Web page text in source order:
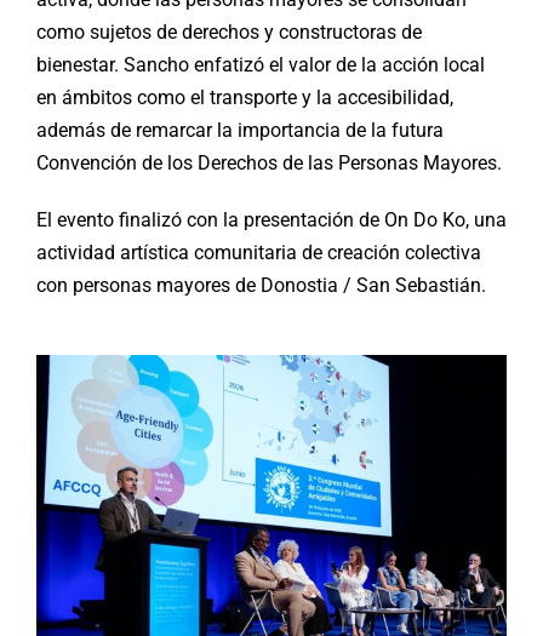
como sujetos de derechos y constructoras de
bienestar. Sancho enfatizó el valor de la acción local
en ámbitos como el transporte y la accesibilidad,
además de remarcar la importancia de la futura
Convención de los Derechos de las Personas Mayores.
El evento finalizó con la presentación de On Do Ko, una
actividad artística comunitaria de creación colectiva
con personas mayores de Donostia / San Sebastián.